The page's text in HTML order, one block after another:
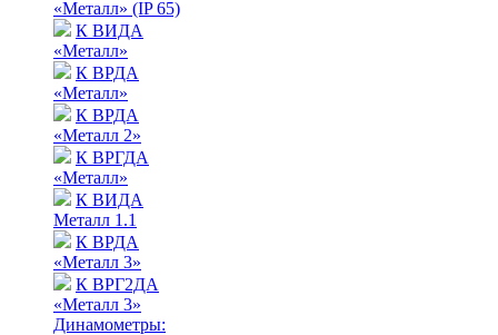
«Металл» (IP 65)
К ВИДА
«Металл»
К ВРДА
«Металл»
К ВРДА
«Металл 2»
К ВРГДА
«Металл»
К ВИДА
Металл 1.1
К ВРДА
«Металл 3»
К ВРГ2ДА
«Металл 3»
Динамометры: